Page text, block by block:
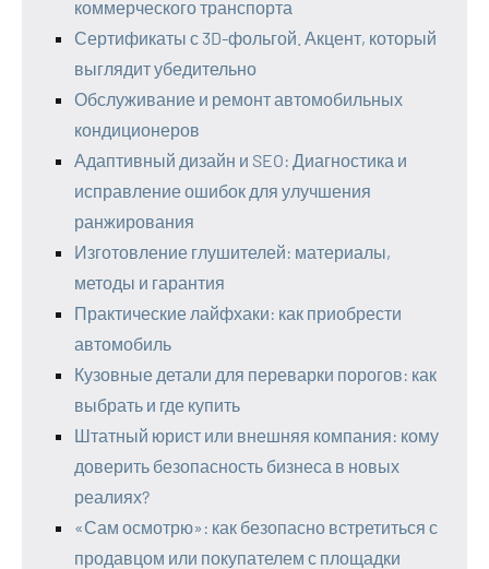
коммерческого транспорта
Сертификаты с 3D-фольгой. Акцент, который
выглядит убедительно
Обслуживание и ремонт автомобильных
кондиционеров
Адаптивный дизайн и SEO: Диагностика и
исправление ошибок для улучшения
ранжирования
Изготовление глушителей: материалы,
методы и гарантия
Практические лайфхаки: как приобрести
автомобиль
Кузовные детали для переварки порогов: как
выбрать и где купить
Штатный юрист или внешняя компания: кому
доверить безопасность бизнеса в новых
реалиях?
«Сам осмотрю»: как безопасно встретиться с
продавцом или покупателем с площадки